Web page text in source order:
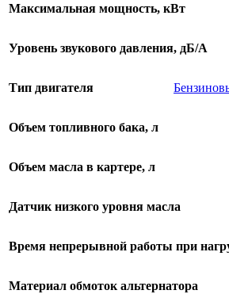
Максимальная мощность, кВт
Уровень звукового давления, дБ/А
Тип двигателя
Объем топливного бака, л
Объем масла в картере, л
Датчик низкого уровня масла
Время непрерывной работы при
Материал обмоток альтернатора